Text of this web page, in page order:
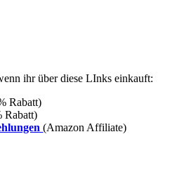
ihr über diese LInks einkauft:
Rabatt)
Rabatt)
(Amazon Affiliate)